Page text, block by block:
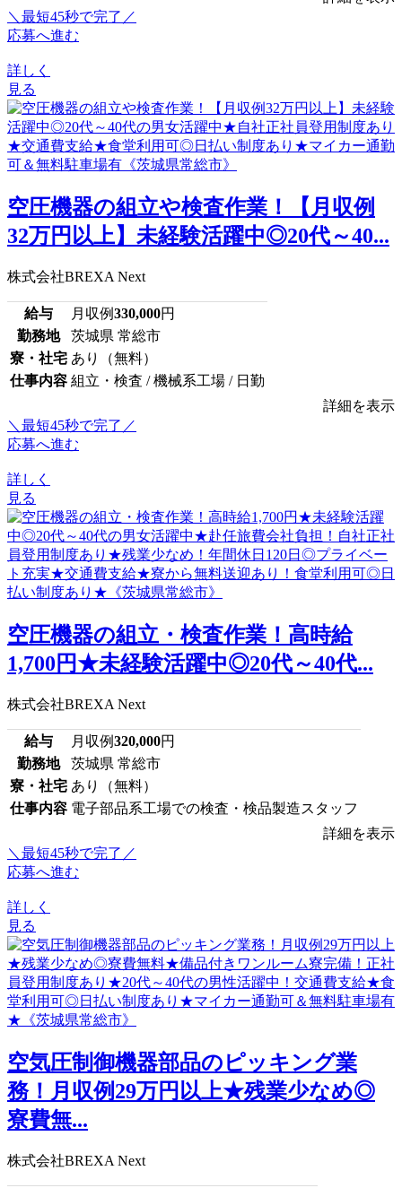
＼最短45秒で完了／
応募へ進む
詳しく
見る
空圧機器の組立や検査作業！【月収例
32万円以上】未経験活躍中◎20代～40...
株式会社BREXA Next
給与 月収例330,000円
勤務地
茨城県 常総市
寮・社宅 あり（無料）
仕事内容 組立・検査 / 機械系工場 / 日勤
詳細を表示
＼最短45秒で完了／
応募へ進む
詳しく
見る
空圧機器の組立・検査作業！高時給
1,700円★未経験活躍中◎20代～40代...
株式会社BREXA Next
給与 月収例320,000円
勤務地
茨城県 常総市
寮・社宅 あり（無料）
仕事内容 電子部品系工場での検査・検品製造スタッフ
詳細を表示
＼最短45秒で完了／
応募へ進む
詳しく
見る
空気圧制御機器部品のピッキング業
務！月収例29万円以上★残業少なめ◎
寮費無...
株式会社BREXA Next